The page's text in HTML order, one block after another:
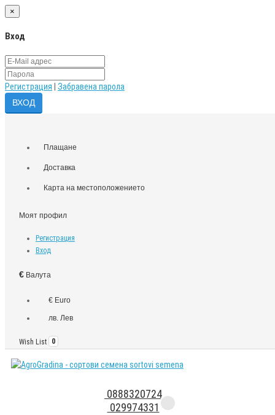
×
Вход
Регистрация Забравена парола
Плащане
Доставка
Карта на местоположението
Моят профил
Регистрация
Вход
€ Валута
€ Euro
лв. Лев
Wish List 0
0888320724
029974331